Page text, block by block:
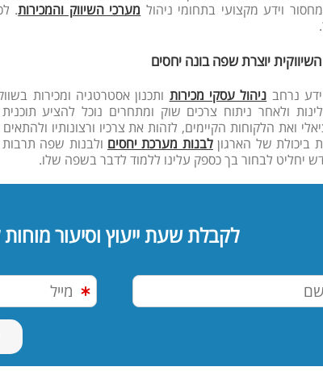
וידע מקצועי בתחומי ניהול מערכי השיווק והמכירות.
יוצרת שפה בונה יחסים
נרחב ניהול עסקי מכירות ותכנון אסטרטגיה ומכירות
ולאחר ניתוח צרכים שוק ומתחרים נוכל להציע
ואת הלקוחות הקיימים, לזהות את צרכיו ורצונותיו
ביכולת של הארגוןלבנות מערכת יחסים ולבנות שפה תרבות
יחליט לבחור בך כספק עלינו ללמוד לדבר בשפה שלו.
לקבלת שעת ייעוץ וסיעור